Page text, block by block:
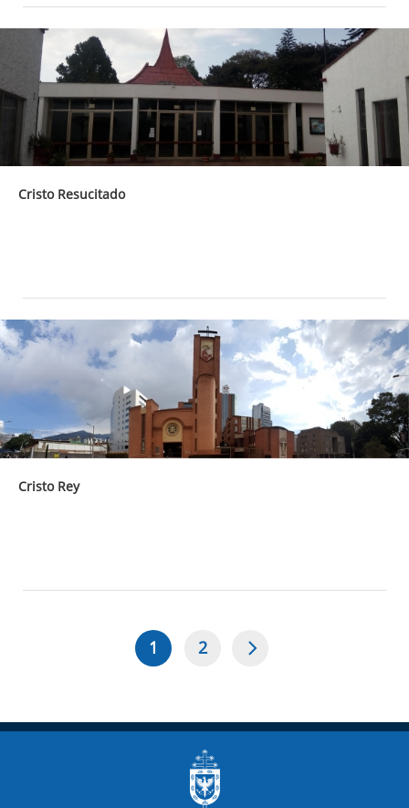
Cristo Resucitado
Cristo Rey
Paginación
Página
1 Page
2